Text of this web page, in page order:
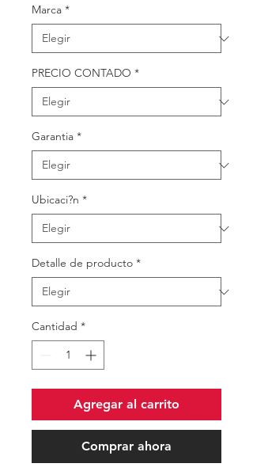
Marca *
PRECIO CONTADO *
Garantia *
Ubicaci?n *
Detalle de producto *
Cantidad *
Agregar al carrito
Comprar ahora